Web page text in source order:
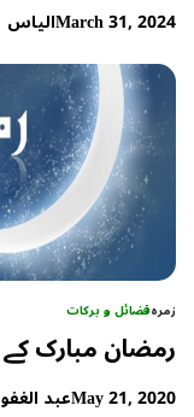
March 31, 2024الیاس
زمرہفضائل و برکات
رمضان مبارک
May 21, 2020عبد